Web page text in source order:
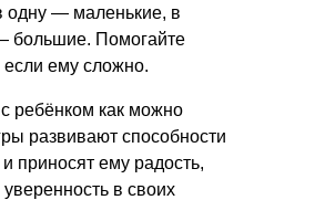
одну — маленькие, в
большие. Помогайте
ему сложно.
ребёнком как можно
развивают способности
приносят ему радость,
уверенность в своих